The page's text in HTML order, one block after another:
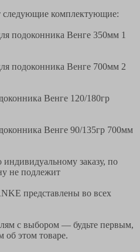
следующие комплектующие:
подоконника Венге 350мм 1
подоконника Венге 700мм 2
Венге 120/180гр
Венге 90/135гр 700мм
индивидуальному заказу, по
не подлежит
представлены во всех
с выбором — будьте первым,
об этом товаре.